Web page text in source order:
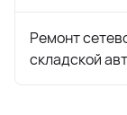
Ремонт
складской